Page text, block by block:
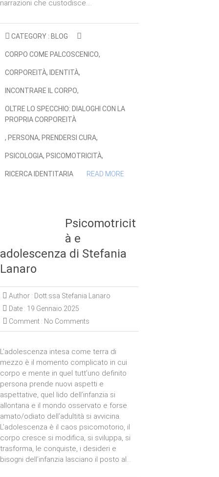
narrazioni che custodisce.…
CATEGORY : BLOG
CORPO COME PALCOSCENICO,
CORPOREITÀ, IDENTITÀ,
INCONTRARE IL CORPO,
OLTRE LO SPECCHIO: DIALOGHI CON LA
PROPRIA CORPOREITÀ
, PERSONA, PRENDERSI CURA,
PSICOLOGIA, PSICOMOTRICITÀ,
RICERCA IDENTITARIA READ MORE
Psicomotricit
à e
adolescenza di Stefania
Lanaro
Author : Dott.ssa Stefania Lanaro
Date : 19 Gennaio 2025
Comment : No Comments
L’adolescenza intesa come terra di
mezzo è il momento complicato in cui
corpo e mente in quel tutt’uno definito
persona prende nuovi aspetti e
aspettative, quel lido dell’infanzia si
allontana e il mondo osservato e forse
amato/odiato dell’adultità si avvicina.
L’adolescenza è il caos psicomotorio, il
corpo cresce si modifica, si sviluppa, si
trasforma, le conquiste, i desideri e
bisogni dell’infanzia lasciano il posto al…